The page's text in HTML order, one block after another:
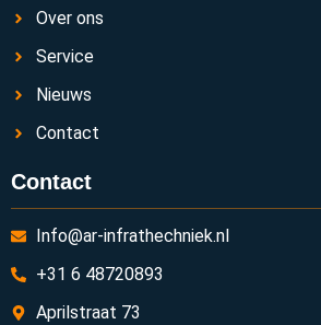
Over ons
Service
Nieuws
Contact
Contact
Info@ar-infrathechniek.nl
+31 6 48720893
Aprilstraat 73